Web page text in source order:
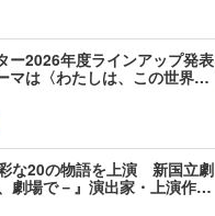
ー2026年度ラインアップ発表
マは〈わたしは、この世界…
な20の物語を上演 新国立劇
劇場で－』演出家・上演作…